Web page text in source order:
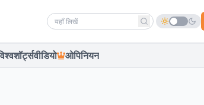
Search news
शॉर्ट्सवीडियो ओपिनियन